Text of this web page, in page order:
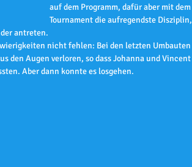
auf dem Programm, dafür aber mit dem
Tournament die aufregendste Disziplin,
antreten.
nicht fehlen: Bei den letzten Umbauten
den Augen verloren, so dass Johanna und Vincent
Aber dann konnte es losgehen.